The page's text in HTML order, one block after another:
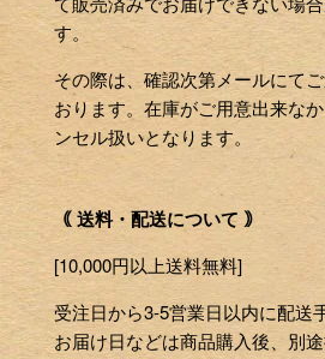
す。
その際は、確認次第メールにて
おります。在庫がご用意出来な
ンセル扱いとなります。
｟ 送料・配送について ｠
[10,000円以上送料無料]
受注日から3-5営業日以内に配送
お届け日などは商品購入後、別